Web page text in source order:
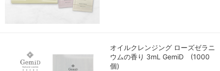
オイルクレンジング ローズゼラニ
ウムの香り 3mL GemiD (1000
個)